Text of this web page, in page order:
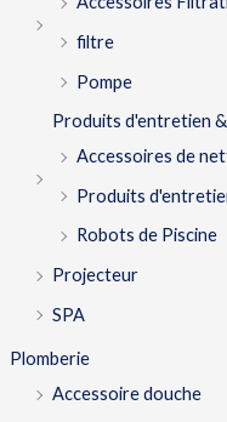
filtre
Pompe
Produits d'entretien
Accessoires de
Produits
Robots de Piscine
Projecteur
SPA
Plomberie
Accessoire douche